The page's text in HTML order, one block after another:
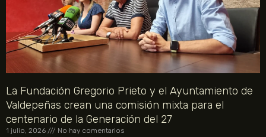
La Fundación Gregorio Prieto y el Ayuntamiento de
Valdepeñas crean una comisión mixta para el
centenario de la Generación del 27
1 julio, 2026 No hay comentarios